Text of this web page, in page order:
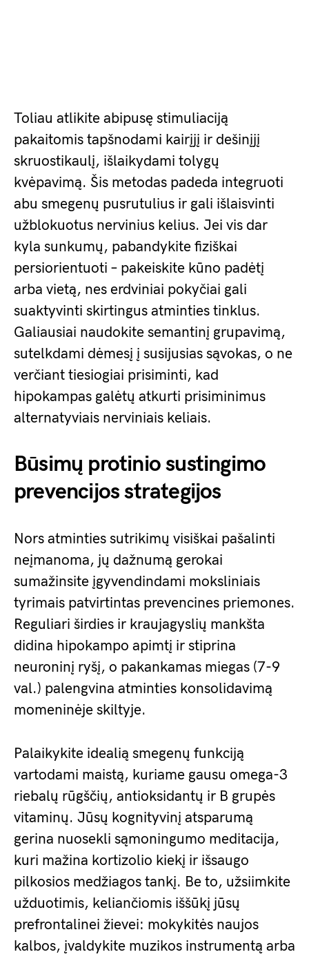
Toliau atlikite abipusę stimuliaciją
pakaitomis tapšnodami kairįjį ir dešinįjį
skruostikaulį, išlaikydami tolygų
kvėpavimą. Šis metodas padeda integruoti
abu smegenų pusrutulius ir gali išlaisvinti
užblokuotus nervinius kelius. Jei vis dar
kyla sunkumų, pabandykite fiziškai
persiorientuoti – pakeiskite kūno padėtį
arba vietą, nes erdviniai pokyčiai gali
suaktyvinti skirtingus atminties tinklus.
Galiausiai naudokite semantinį grupavimą,
sutelkdami dėmesį į susijusias sąvokas, o ne
verčiant tiesiogiai prisiminti, kad
hipokampas galėtų atkurti prisiminimus
alternatyviais nerviniais keliais.
Būsimų protinio sustingimo
prevencijos strategijos
Nors atminties sutrikimų visiškai pašalinti
neįmanoma, jų dažnumą gerokai
sumažinsite įgyvendindami moksliniais
tyrimais patvirtintas prevencines priemones.
Reguliari širdies ir kraujagyslių mankšta
didina hipokampo apimtį ir stiprina
neuroninį ryšį, o pakankamas miegas (7-9
val.) palengvina atminties konsolidavimą
momeninėje skiltyje.
Palaikykite idealią smegenų funkciją
vartodami maistą, kuriame gausu omega-3
riebalų rūgščių, antioksidantų ir B grupės
vitaminų. Jūsų kognityvinį atsparumą
gerina nuosekli sąmoningumo meditacija,
kuri mažina kortizolio kiekį ir išsaugo
pilkosios medžiagos tankį. Be to, užsiimkite
užduotimis, keliančiomis iššūkį jūsų
prefrontalinei žievei: mokykitės naujos
kalbos, įvaldykite muzikos instrumentą arba